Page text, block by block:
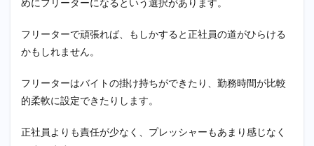
めにフリーターになるという選択があります。
フリーターで頑張れば、もしかすると正社員の道がひらける
かもしれません。
フリーターはバイトの掛け持ちができたり、勤務時間が比較
的柔軟に設定できたりします。
正社員よりも責任が少なく、プレッシャーもあまり感じなく